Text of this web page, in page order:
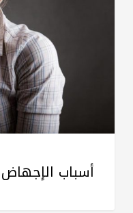
أسباب الإجهاض